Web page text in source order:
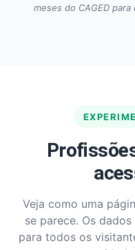
meses do CAGED
Veja como uma
se parece. Os
para todos os